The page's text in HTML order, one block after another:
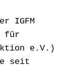
IGFM
für
e.V.)
seit